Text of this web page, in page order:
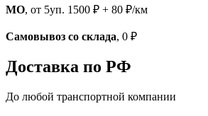
МО, от 5уп. 1500 ₽ + 80 ₽/км
Самовывоз со склада, 0 ₽
Доставка по РФ
До любой транспортной компании